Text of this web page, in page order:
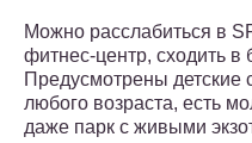
Можно расслабиться в
фитнес-центр, сходить в
Предусмотрены детские
любого возраста, есть
даже парк с живыми